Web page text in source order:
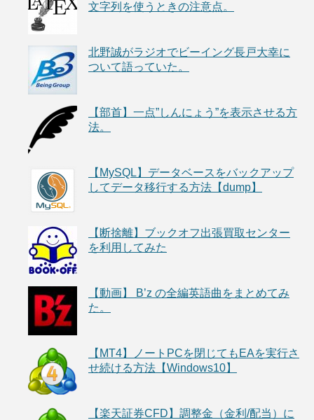
文字列を使うときの注意点。
北野誠がラジオでビーイング長戸大幸に
ついて語っていた。
【部首】一点”しんにょう”を表示させる方
法。
【MySQL】データベースをバックアップ
してデータ移行する方法【dump】
【断捨離】ブックオフ出張買取センター
を利用してみた
【動画】 B’z の全編英語曲をまとめてみ
た。
【MT4】ノートPCを閉じてもEAを実行さ
せ続ける方法【Windows10】
【楽天証券CFD】調整金（金利/配当）に